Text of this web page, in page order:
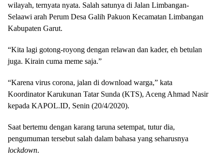
wilayah, ternyata nyata. Salah satunya di Jalan Limbangan-
Selaawi arah Perum Desa Galih Pakuon Kecamatan Limbangan
Kabupaten Garut.
“Kita lagi gotong-royong dengan relawan dan kader, eh betulan
juga. Kirain cuma meme saja.”
“Karena virus corona, jalan di download warga,” kata
Koordinator Karukunan Tatar Sunda (KTS), Aceng Ahmad Nasir
kepada KAPOL.ID, Senin (20/4/2020).
Saat bertemu dengan karang taruna setempat, tutur dia,
pengumuman tersebut salah dalam bahasa yang seharusnya
lockdown.